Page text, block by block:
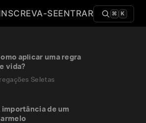
SEENTRAR ⌘ K
aplicar uma regra
vida?
Seletas
importância de um